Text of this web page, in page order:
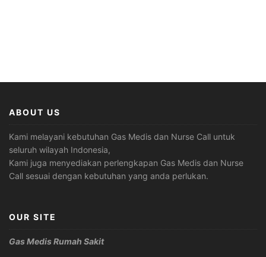
ABOUT US
Kami melayani kebutuhan Gas Medis dan Nurse Call untuk
seluruh wilayah Indonesia,
Kami juga menyediakan perlengkapan Gas Medis dan Nurse
Call sesuai dengan kebutuhan yang anda perlukan.
OUR SITE
Gas Medis Rumah Sakit